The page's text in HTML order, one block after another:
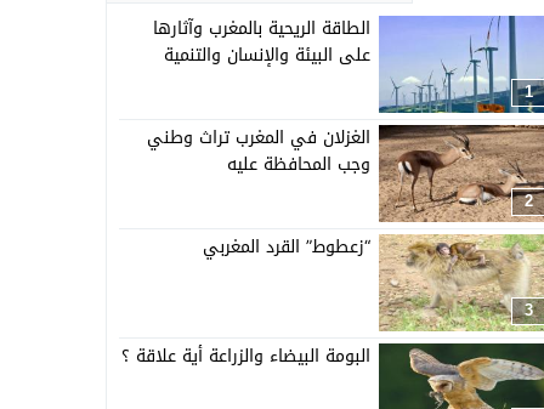
1
الطاقة الريحية بالمغرب وآثارها
على البيئة والإنسان والتنمية
2
الغزلان في المغرب تراث وطني
وجب المحافظة عليه
3
“زعطوط” القرد المغربي
البومة البيضاء والزراعة أية علاقة ؟